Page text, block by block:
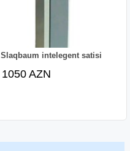
Slaqbaum intelegent satisi
1050 AZN